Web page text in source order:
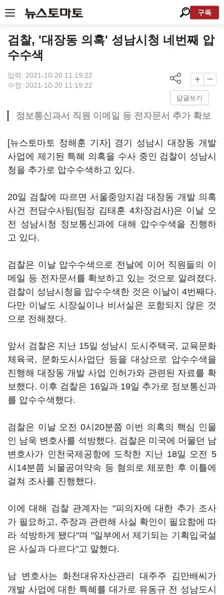
구독
검찰, '대장동 의혹' 성남시청 네번째 압
수수색
입력: 2021-10-20 11:19:22
수정: 2021-10-20 11:19:22
답글쓰기
정보통신과서 직원 이메일 등 전자문서 추가 확보
[뉴스토마토 정해훈 기자] 경기 성남시 대장동 개발
사업에 제기된 특혜 의혹을 수사 중인 검찰이 성남시
청을 추가로 압수수색하고 있다.
20일 검찰에 따르면 서울중앙지검 대장동 개발 의혹
사건 전담수사팀(팀장 김태훈 4차장검사)은 이날 오
전 성남시청 정보통신과에 대해 압수수색을 진행하
고 있다.
검찰은 이날 압수수색으로 전날에 이어 직원들의 이
메일 등 전자문서를 확보하고 있는 것으로 알려졌다.
검찰이 성남시청을 압수수색한 것은 이날이 4번째다.
다만 이날도 시장실이나 비서실은 포함되지 않은 것
으로 전해졌다.
앞서 검찰은 지난 15일 성남시 도시주택국, 교육문화
체육국, 문화도시사업단 등을 대상으로 압수수색을
진행해 대장동 개발 사업 인허가와 관련된 자료를 확
보했다. 이후 검찰은 16일과 19일 추가로 정보통신과
를 압수수색했다.
검찰은 이날 오전 0시20분쯤 이번 의혹의 핵심 인물
인 남욱 변호사를 석방했다. 검찰은 미국에 머물던 남
변호사가 인천국제공항에 도착한 지난 18일 오전 5
시14분쯤 뇌물공여약속 등 혐의로 체포한 후 이틀에
걸쳐 조사를 진행했다.
이에 대해 검찰 관계자는 "피의자에 대한 추가 조사
가 필요하고, 주장과 관련해 사실 확인이 필요함에 따
라 석방하게 됐다"며 "일부에서 제기되는 기획입국설
은 사실과 다르다"고 말했다.
남 변호사는 화천대유자산관리 대주주 김만배씨가
개발 사업에 대한 특혜를 대가로 유동규 전 성남도시